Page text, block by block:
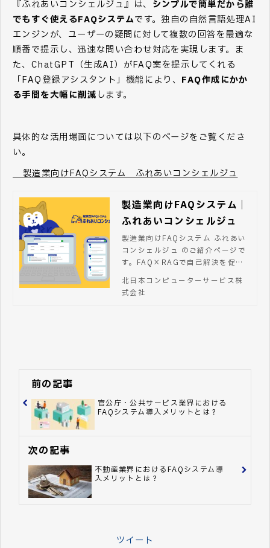
『ふれあいコンシェルジュ』は、 シンプルで簡単だから誰
でもすぐ使えるFAQシステムです。独自の自然言語処理AI
エンジンが、ユーザーの疑問に対して複数の回答を最適な
順番で提示し、迅速な問い合わせ対応を実現します。ま
た、ChatGPT（生成AI）がFAQ案を提示してくれる
「FAQ登録アシスタント」機能により、 FAQ作成にかか
る手間を大幅に削減します。
具体的な活用場面については以下のページをご覧くださ
い。
→ 製造業向けFAQシステム ふれあいコンシェルジュ
製造業向けFAQシステム｜
ふれあいコンシェルジュ
製造業向けFAQシステム ふれあい
コンシェルジュ のご紹介ページで
す。FAQ×RAGで自己解決を促進
し“探すストレス”をなくす。関連
情報や改善のヒントまで提案する
迷わないFAQシステム「ふれあい
北日本コンピューターサービス株
式会社
前の記事
官公庁・公共サービス業界における
FAQシステム導入メリットとは？
次の記事
不動産業界におけるFAQシステム導
入メリットとは？
ツイート